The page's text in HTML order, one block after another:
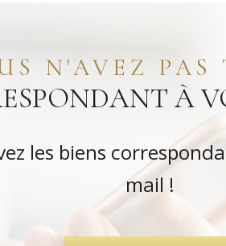
N'AVEZ PAS
À
les biens
mail !